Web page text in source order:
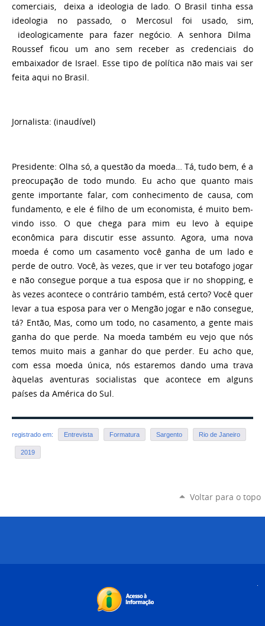
comerciais, deixa a ideologia de lado. O Brasil tinha essa
ideologia no passado, o Mercosul foi usado, sim,
ideologicamente para fazer negócio. A senhora Dilma
Roussef ficou um ano sem receber as credenciais do
embaixador de Israel. Esse tipo de política não mais vai ser
feita aqui no Brasil.
Jornalista: (inaudível)
Presidente: Olha só, a questão da moeda… Tá, tudo bem, é a
preocupação de todo mundo. Eu acho que quanto mais
gente importante falar, com conhecimento de causa, com
fundamento, e ele é filho de um economista, é muito bem-
vindo isso. O que chega para mim eu levo à equipe
econômica para discutir esse assunto. Agora, uma nova
moeda é como um casamento você ganha de um lado e
perde de outro. Você, às vezes, que ir ver teu botafogo jogar
e não consegue porque a tua esposa que ir no shopping, e
às vezes acontece o contrário também, está certo? Você quer
levar a tua esposa para ver o Mengão jogar e não consegue,
tá? Então, Mas, como um todo, no casamento, a gente mais
ganha do que perde. Na moeda também eu vejo que nós
temos muito mais a ganhar do que perder. Eu acho que,
com essa moeda única, nós estaremos dando uma trava
àquelas aventuras socialistas que acontece em alguns
países da América do Sul.
registrado em: Entrevista Formatura Sargento Rio de Janeiro
2019
Voltar para o topo